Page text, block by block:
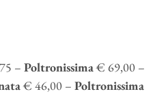
– Poltronissima€ 69,00 –
€ 46,00 – Poltronissima